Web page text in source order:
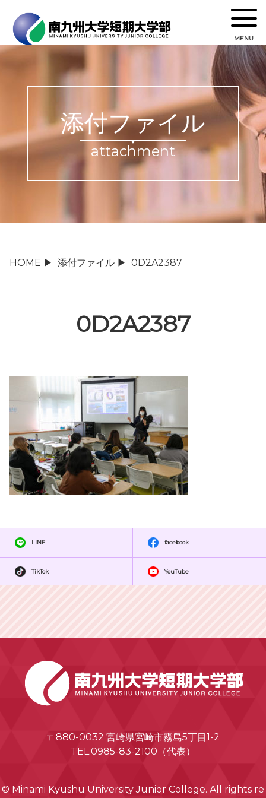
MENU
添付ファイル
attachment
HOME ▶ 添付ファイル ▶ 0D2A2387
0D2A2387
LINE facebook
TikTok YouTube
〒880-0032 宮崎県宮崎市霧島5丁目1-2
TEL.0985-83-2100（代表）
© Minami Kyushu University Junior College. All rights re